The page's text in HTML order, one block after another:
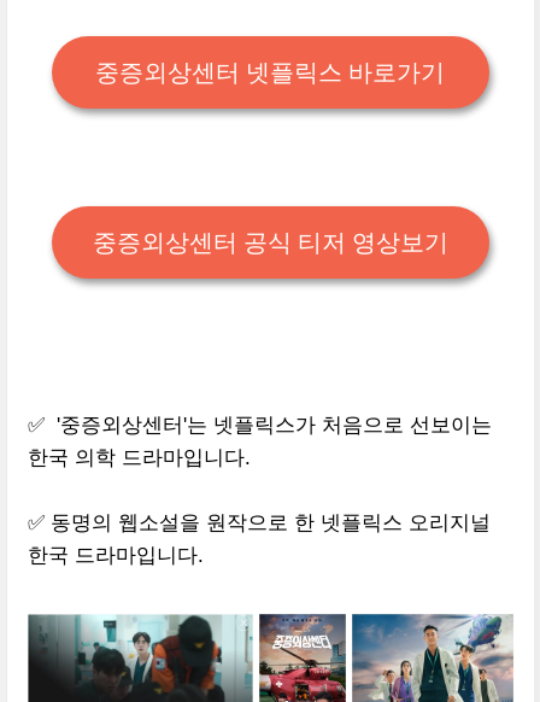
중증외상센터 넷플릭스 바로가기
중증외상센터 공식 티저 영상보기
✅ '중증외상센터'는 넷플릭스가 처음으로 선보이는
한국 의학 드라마입니다.
✅ 동명의 웹소설을 원작으로 한 넷플릭스 오리지널
한국 드라마입니다.